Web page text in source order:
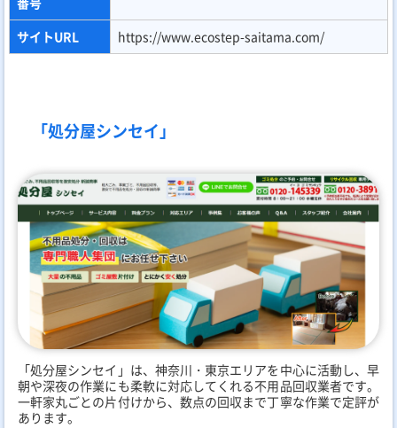
サイトURL https://www.ecostep-saitama.com/
「処分屋シンセイ」
「処分屋シンセイ」は、神奈川・東京エリアを中心に活動し、早
朝や深夜の作業にも柔軟に対応してくれる不用品回収業者です。
一軒家丸ごとの片付けから、数点の回収まで丁寧な作業で定評が
あります。